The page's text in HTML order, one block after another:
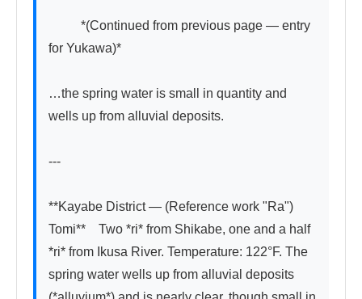
for Yukawa)*
…the spring water is small in quantity and
wells up from alluvial deposits.
---
**Kayabe District — (Reference work "Ra")
Tomi**　Two *ri* from Shikabe, one and a half
*ri* from Ikusa River. Temperature: 122°F. The
spring water wells up from alluvial deposits